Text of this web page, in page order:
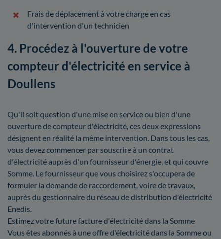
Frais de déplacement à votre charge en cas
d'intervention d'un technicien
4. Procédez à l'ouverture de votre
compteur d'électricité en service à
Doullens
Qu'il soit question d'une mise en service ou bien d'une
ouverture de compteur d'électricité, ces deux expressions
désignent en réalité la même intervention. Dans tous les cas,
vous devez commencer par souscrire à un contrat
d'électricité auprès d'un fournisseur d'énergie, et qui couvre
Somme. Le fournisseur que vous choisirez s'occupera de
formuler la demande de raccordement, voire de travaux,
auprès du gestionnaire du réseau de distribution d'électricité
Enedis.
Estimez votre future facture d'électricité dans la Somme
Vous êtes abonnés à une offre d'électricité dans la Somme ou